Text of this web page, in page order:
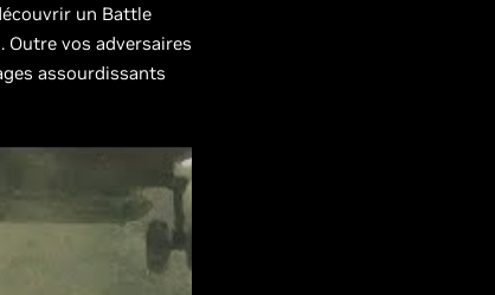
un Battle
vos adversaires
assourdissants